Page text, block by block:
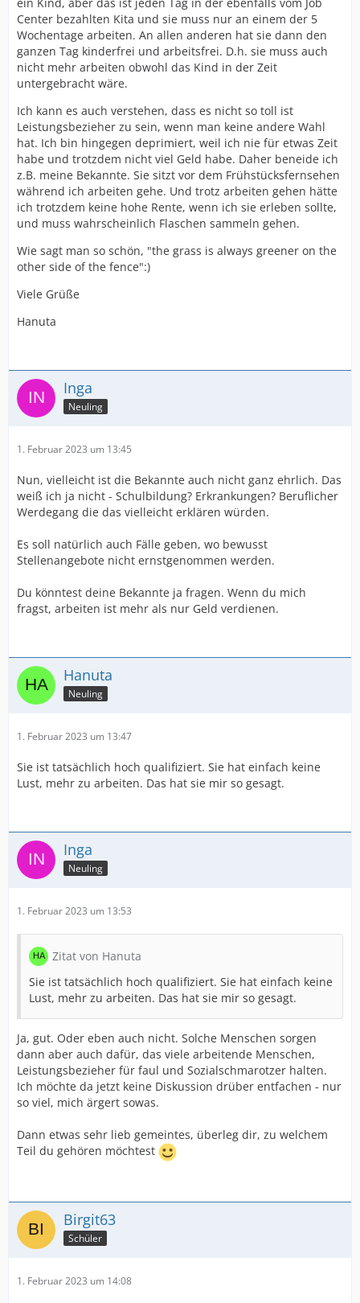
Center bezahlten Kita und sie muss nur an einem der 5
Wochentage arbeiten. An allen anderen hat sie dann den
ganzen Tag kinderfrei und arbeitsfrei. D.h. sie muss auch
nicht mehr arbeiten obwohl das Kind in der Zeit
untergebracht wäre.
Ich kann es auch verstehen, dass es nicht so toll ist
Leistungsbezieher zu sein, wenn man keine andere Wahl
hat. Ich bin hingegen deprimiert, weil ich nie für etwas Zeit
habe und trotzdem nicht viel Geld habe. Daher beneide ich
z.B. meine Bekannte. Sie sitzt vor dem Frühstücksfernsehen
während ich arbeiten gehe. Und trotz arbeiten gehen hätte
ich trotzdem keine hohe Rente, wenn ich sie erleben sollte,
und muss wahrscheinlich Flaschen sammeln gehen.
Wie sagt man so schön, "the grass is always greener on the
other side of the fence":)
Viele Grüße
Hanuta
Inga
Neuling
1. Februar 2023 um 13:45
Nun, vielleicht ist die Bekannte auch nicht ganz ehrlich. Das
weiß ich ja nicht - Schulbildung? Erkrankungen? Beruflicher
Werdegang die das vielleicht erklären würden.
Es soll natürlich auch Fälle geben, wo bewusst
Stellenangebote nicht ernstgenommen werden.
Du könntest deine Bekannte ja fragen. Wenn du mich
fragst, arbeiten ist mehr als nur Geld verdienen.
Hanuta
Neuling
1. Februar 2023 um 13:47
Sie ist tatsächlich hoch qualifiziert. Sie hat einfach keine
Lust, mehr zu arbeiten. Das hat sie mir so gesagt.
Inga
Neuling
1. Februar 2023 um 13:53
Zitat von Hanuta
Sie ist tatsächlich hoch qualifiziert. Sie hat einfach keine
Lust, mehr zu arbeiten. Das hat sie mir so gesagt.
Ja, gut. Oder eben auch nicht. Solche Menschen sorgen
dann aber auch dafür, das viele arbeitende Menschen,
Leistungsbezieher für faul und Sozialschmarotzer halten.
Ich möchte da jetzt keine Diskussion drüber entfachen - nur
so viel, mich ärgert sowas.
Dann etwas sehr lieb gemeintes, überleg dir, zu welchem
Teil du gehören möchtest
Birgit63
Schüler
1. Februar 2023 um 14:08